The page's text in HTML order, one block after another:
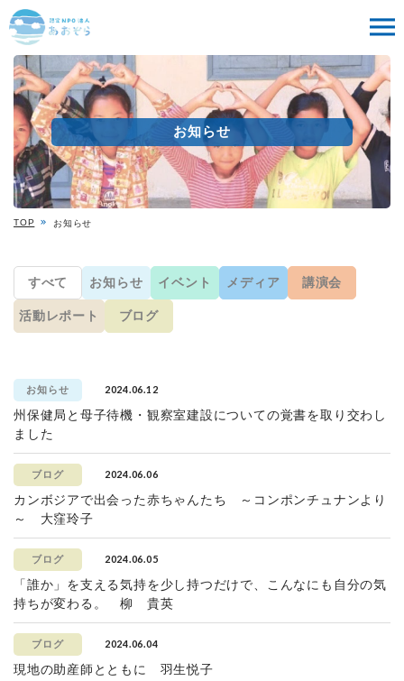
お知らせ
TOP お知らせ
すべて お知らせ イベント メディア 講演会
活動レポート ブログ
お知らせ 2024.06.12
州保健局と母子待機・観察室建設についての覚書を取り交わし
ました
ブログ 2024.06.06
カンボジアで出会った赤ちゃんたち ～コンポンチュナンより
～ 大窪玲子
ブログ 2024.06.05
「誰か」を支える気持を少し持つだけで、こんなにも自分の気
持ちが変わる。 柳 貴英
ブログ 2024.06.04
現地の助産師とともに 羽生悦子